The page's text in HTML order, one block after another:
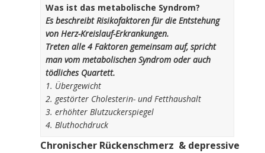
Was ist das metabolische Syndrom?
Es beschreibt Risikofaktoren für die Entstehung
von Herz-Kreislauf-Erkrankungen.
Treten alle 4 Faktoren gemeinsam auf, spricht
man vom metabolischen Syndrom oder auch
tödliches Quartett.
1. Übergewicht
2. gestörter Cholesterin- und Fetthaushalt
3. erhöhter Blutzuckerspiegel
4. Bluthochdruck
Chronischer Rückenschmerz & depressive